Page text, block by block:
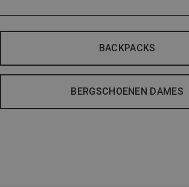
BACKPACKS
BERGSCHOENEN DAMES